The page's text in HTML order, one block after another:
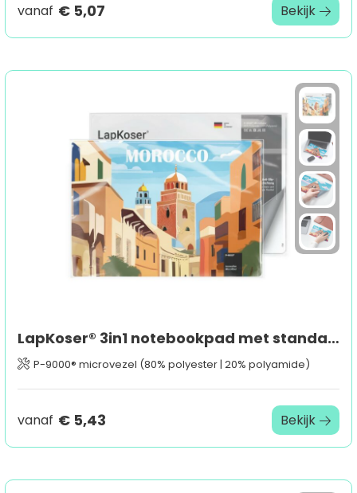
vanaf € 5,07 Bekijk
LapKoser® 3in1 notebookpad met standaard inlegkaart, all-inclusive-pakket
P-9000® microvezel (80% polyester | 20% polyamide)
vanaf € 5,43 Bekijk